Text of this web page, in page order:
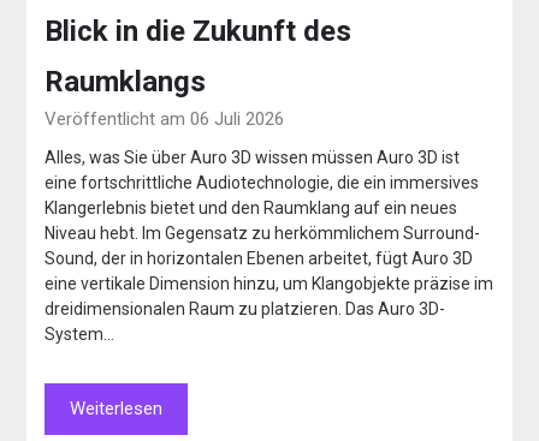
Blick in die Zukunft des
Raumklangs
Veröffentlicht am 06 Juli 2026
Alles, was Sie über Auro 3D wissen müssen Auro 3D ist
eine fortschrittliche Audiotechnologie, die ein immersives
Klangerlebnis bietet und den Raumklang auf ein neues
Niveau hebt. Im Gegensatz zu herkömmlichem Surround-
Sound, der in horizontalen Ebenen arbeitet, fügt Auro 3D
eine vertikale Dimension hinzu, um Klangobjekte präzise im
dreidimensionalen Raum zu platzieren. Das Auro 3D-
System…
Weiterlesen